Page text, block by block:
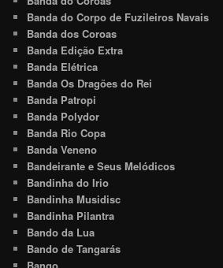
Banda do Corpo de Fuzileiros Navais
Banda dos Coroas
Banda Edição Extra
Banda Elétrica
Banda Os Dragões do Rei
Banda Patropi
Banda Polydor
Banda Rio Copa
Banda Veneno
Bandeirante e Seus Melódicos
Bandinha do Irio
Bandinha Musidisc
Bandinha Pilantra
Bando da Lua
Bando de Tangarás